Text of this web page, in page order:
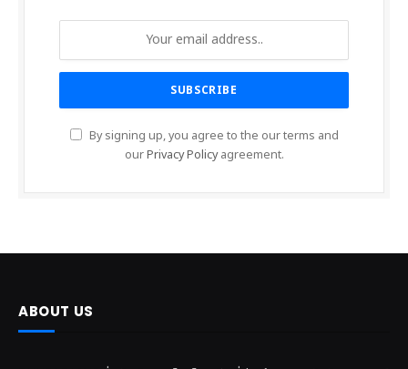
By signing up, you agree to the our terms and
ourPrivacy Policyagreement.
ABOUT US